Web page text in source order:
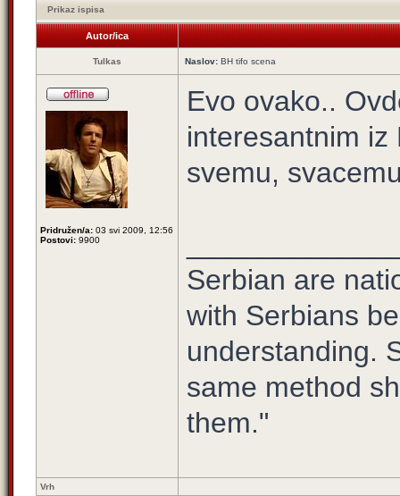
Prikaz ispisa
Autor/ica
Tulkas Naslov: BH tifo scena
Pridružen/a: 03 svi 2009, 12:56
Postovi: 9900
Evo ovako..
interesantnim iz
svemu,
Serbian are
with Serbians
understanding.
same method
them."
Vrh